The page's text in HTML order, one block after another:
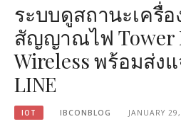
ระบบดูสถานะเครื่
สัญญาณไฟ Tower
Wireless พร้อมส่ง
LINE
IOT IBCONBLOG JANUARY